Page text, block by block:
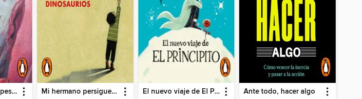
Consumidores de pesadillas Mi hermano persigue dinosaurios El nuevo viaje de El Principito Ante todo, hacer algo